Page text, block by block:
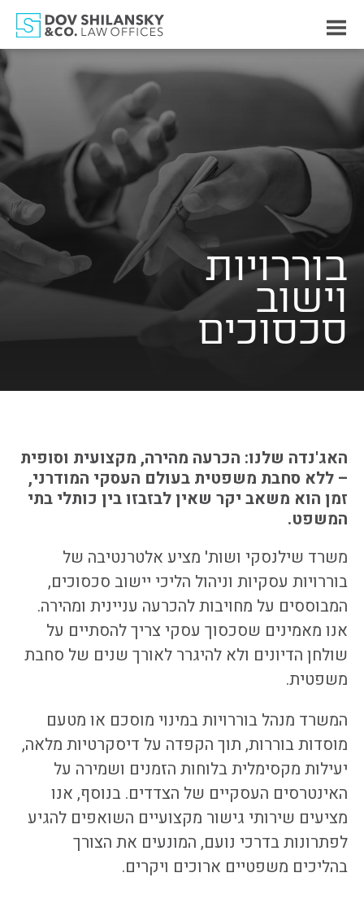
דלג
לתוכן
לחצו
לפתיחת
התפריט
בוררויות
וישוב
סכסוכים
האג'נדה שלנו: הכרעה מהירה, מקצועית וסופית
– ללא סחבת משפטית בעולם העסקי המודרני,
זמן הוא משאב יקר שאין לבזבזו בין כותלי בתי
המשפט.
משרד שילנסקי ושות' מציע אלטרנטיבה של
בוררויות עסקיות וניהול הליכי יישוב סכסוכים,
המבוססים על מחויבות להכרעה עניינית ומהירה.
אנו מאמינים שסכסוך עסקי צריך להסתיים על
שולחן הדיונים ולא להיגרר לאורך שנים של סחבת
משפטית.
המשרד מנהל בוררויות במינוי מוסכם או מטעם
מוסדות בוררות, תוך הקפדה על דיסקרטיות מלאה,
יעילות מקסימלית בלוחות הזמנים ושמירה על
האינטרסים העסקיים של הצדדים. בנוסף, אנו
מציעים שירותי גישור מקצועיים השואפים להגיע
לפתרונות בדרכי נועם, המונעים את הצורך
בהליכים משפטיים ארוכים ויקרים.